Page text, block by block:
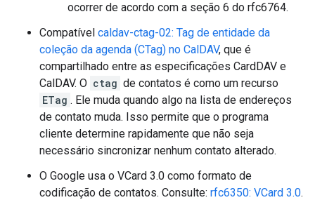
ocorrer de acordo com a seção 6 do rfc6764.
Compatível caldav-ctag-02: Tag de entidade da
coleção da agenda (CTag) no CalDAV, que é
compartilhado entre as especificações CardDAV e
CalDAV. O ctag de contatos é como um recurso
ETag . Ele muda quando algo na lista de endereços
de contato muda. Isso permite que o programa
cliente determine rapidamente que não seja
necessário sincronizar nenhum contato alterado.
O Google usa o VCard 3.0 como formato de
codificação de contatos. Consulte: rfc6350: VCard 3.0.